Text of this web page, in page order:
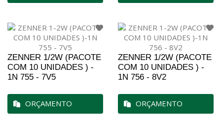
ZENNER 1/2W (PACOTE
COM 10 UNIDADES ) -
1N 755 - 7V5
ORÇAMENTO
ZENNER 1/2W (PACOTE
COM 10 UNIDADES ) -
1N 756 - 8V2
ORÇAMENTO